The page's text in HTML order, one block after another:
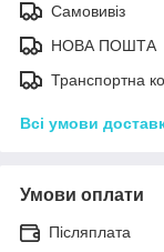
Самовивіз
НОВА ПОШТА
Транспортна
Всі умови
Умови оплати
Післяплата